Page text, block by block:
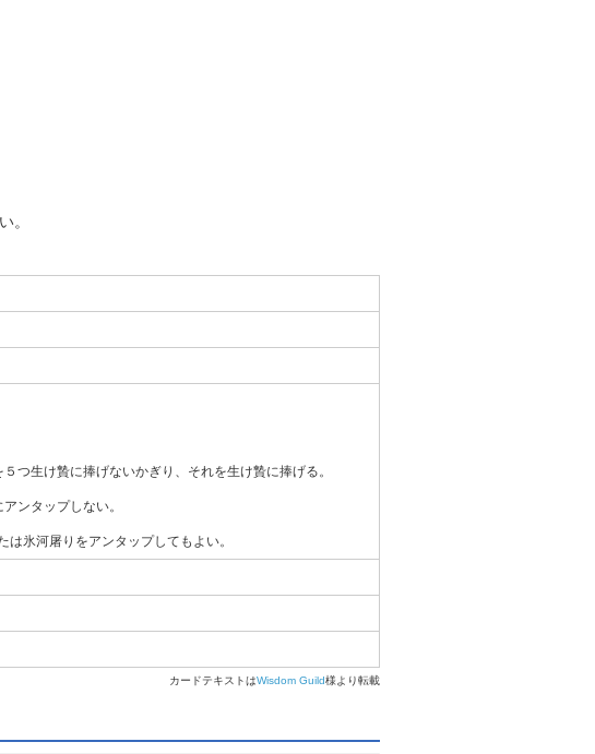
。
つ生け贄に捧げないかぎり、それを生け贄に捧げる。
ンタップしない。
氷河屠りをアンタップしてもよい。
カードテキストはWisdom Guild様より転載